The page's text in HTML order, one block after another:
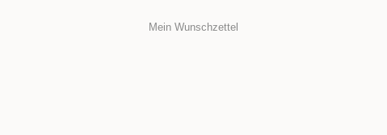
Mein Wunschzettel